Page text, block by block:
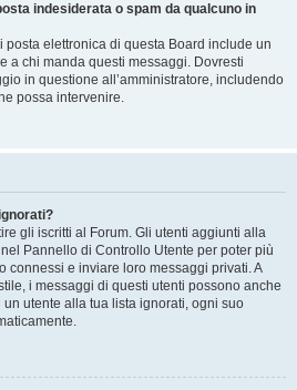
indesiderata o spam da qualcuno in
elettronica di questa Board include un
a chi manda questi messaggi. Dovresti
in questione all’amministratore, includendo
possa intervenire.
gli iscritti al Forum. Gli utenti aggiunti alla
Pannello di Controllo Utente per poter più
connessi e inviare loro messaggi privati. A
i messaggi di questi utenti possono anche
utente alla tua lista ignorati, ogni suo